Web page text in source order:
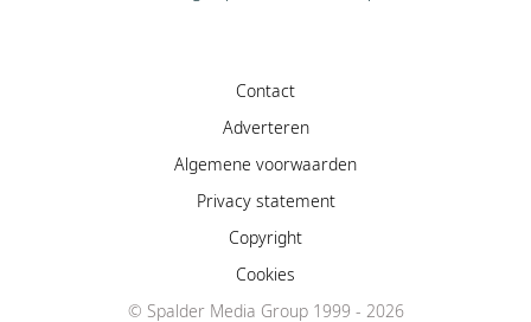
Contact
Adverteren
Algemene voorwaarden
Privacy statement
Copyright
Cookies
© Spalder Media Group 1999 - 2026